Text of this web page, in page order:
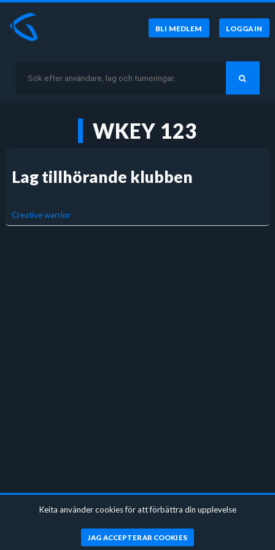
BLI MEDLEM LOGGA IN
WKEY 123
Lag tillhörande klubben
Creative warrior
Keita använder cookies för att förbättra din upplevelse
JAG ACCEPTERAR COOKIES